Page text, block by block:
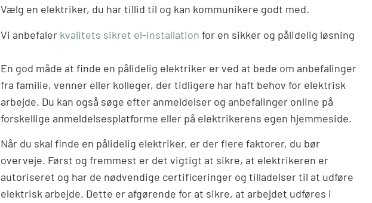
Vælg en elektriker, du har tillid til og kan kommunikere godt med.
Vi anbefaler kvalitets sikret el-installation for en sikker og pålidelig løsning
En god måde at finde en pålidelig elektriker er ved at bede om anbefalinger
fra familie, venner eller kolleger, der tidligere har haft behov for elektrisk
arbejde. Du kan også søge efter anmeldelser og anbefalinger online på
forskellige anmeldelsesplatforme eller på elektrikerens egen hjemmeside.
Når du skal finde en pålidelig elektriker, er der flere faktorer, du bør
overveje. Først og fremmest er det vigtigt at sikre, at elektrikeren er
autoriseret og har de nødvendige certificeringer og tilladelser til at udføre
elektrisk arbejde. Dette er afgørende for at sikre, at arbejdet udføres i